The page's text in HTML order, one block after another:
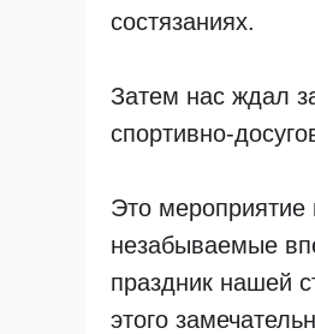
состязаниях.
Затем нас ждал
спортивно-
Это
незабываемые
праздник нашей
этого